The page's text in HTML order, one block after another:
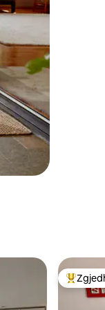
Më të